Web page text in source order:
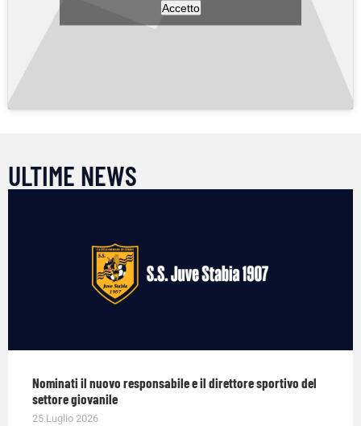
Accetto
ULTIME NEWS
Nominati il nuovo responsabile e il direttore sportivo del
settore giovanile
25 Luglio 2026